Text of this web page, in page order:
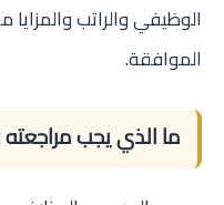
الوظيفي والراتب
الموافقة.
ما الذي يجب